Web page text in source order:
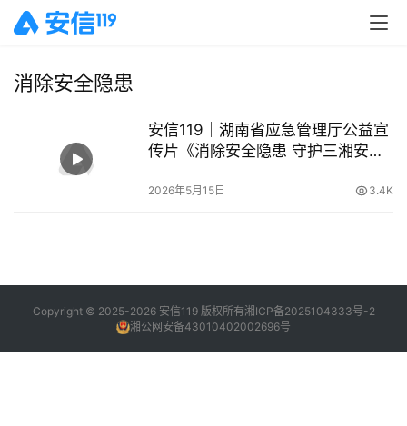
消除安全隐患
安信119｜湖南省应急管理厅公益宣
传片《消除安全隐患 守护三湘安
2026年5月15日 3.4K
Copyright © 2025-2026 安信119 版权所有湘ICP备2025104333号-2
湘公网安备43010402002696号